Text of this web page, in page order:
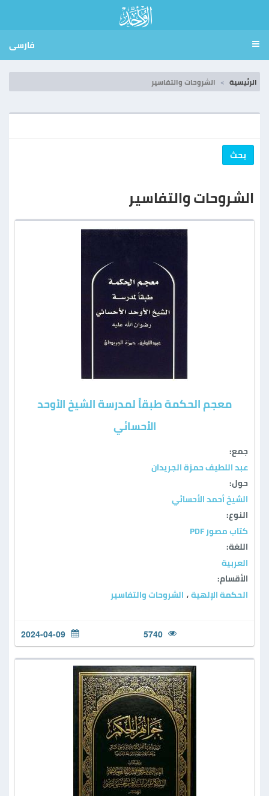
فارسی
الرئيسية الشروحات والتفاسير
بحث
الشروحات والتفاسير
معجم الحكمة طبقاً لمدرسة الشيخ الأوحد
الأحسائي
جمع:
عبد اللطيف حمزة الجريدان
حول:
الشيخ أحمد الأحسائي
النوع:
كتاب مصور PDF
اللغة:
العربية
الأقسام:
الحكمة الإلهية ، الشروحات والتفاسير
5740
2024-04-09